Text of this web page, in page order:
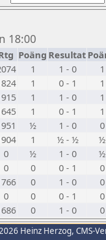
18:00
Poäng Resultat
1 1 - 0
1
1 0 - 1
1
1 1 - 0
1
1 0 - 1
1
½ 1 - 0
0
1 ½ - ½
½
0 ½ 1 - 0
½
0 0 0 - 1
0
0 1 - 0
0
0 0 0 - 1
0
0 1 - 0 0
Heinz Herzog, CMS-